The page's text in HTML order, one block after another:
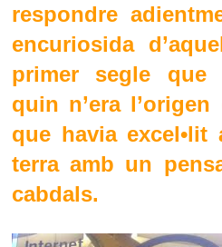
respondre
encuriosida
primer segle que
quin n’era l’origen
que havia
terra amb un
cabdals.